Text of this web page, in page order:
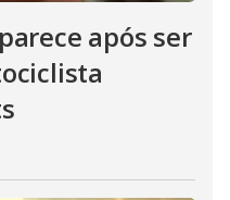
após ser